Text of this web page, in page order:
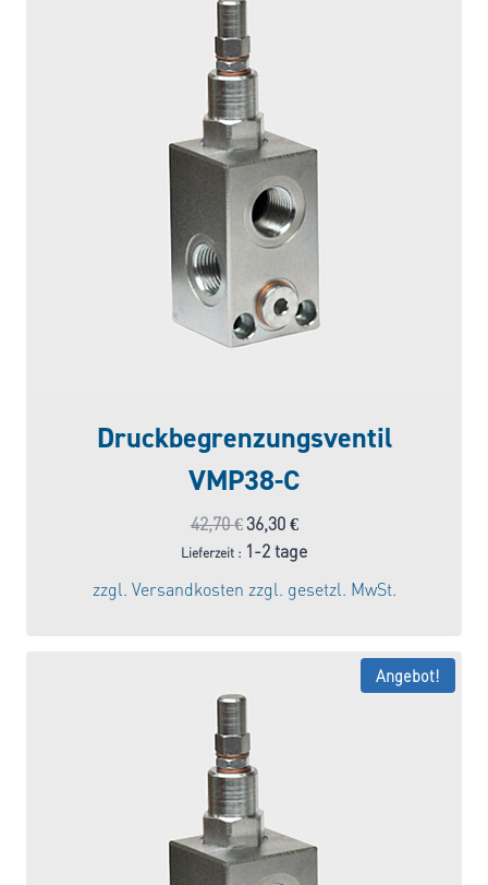
Druckbegrenzungsventil
VMP38-C
42,70€Ursprünglicher
Preis
war:
42,70 €
36,30 €Aktueller
Preis
Lieferzeit : 1-2 tage
zzgl. Versandkosten zzgl. gesetzl. MwSt.
Angebot!